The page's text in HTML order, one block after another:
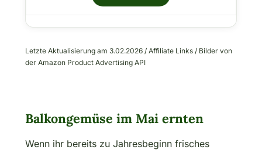
Letzte Aktualisierung am 3.02.2026 / Affiliate Links / Bilder von
der Amazon Product Advertising API
Balkongemüse im Mai ernten
Wenn ihr bereits zu Jahresbeginn frisches